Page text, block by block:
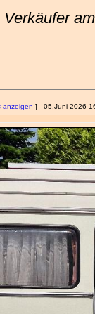
anzeigen ] - 05.Juni 2026